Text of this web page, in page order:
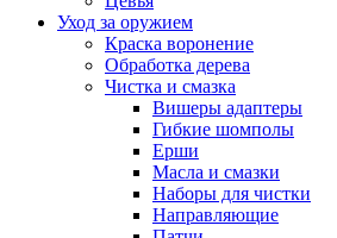
Уход за оружием
Краска воронение
Обработка дерева
Чистка и смазка
Вишеры адаптеры
Гибкие шомполы
Ерши
Масла и смазки
Наборы для чистки
Направляющие